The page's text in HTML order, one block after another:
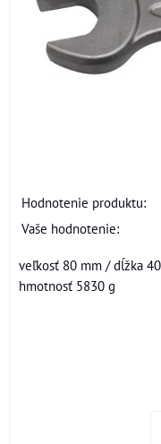
Hodnotenie produktu:
Vaše hodnotenie:
veľkosť 80 mm / dĺžka
hmotnosť 5830 g